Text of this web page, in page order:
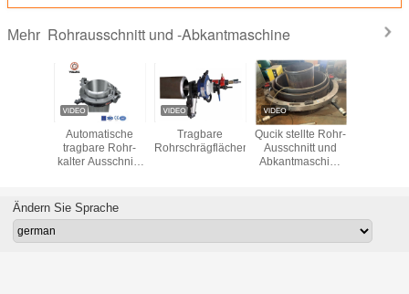
Mehr Rohrausschnitt und -Abkantmaschine
305mm
Automatische
tragbare Rohr-
kalter Ausschnitt-
Wand-Rohre
Tragbare
Rohrschrägflächenmaschine
Qucik stellte Rohr-
Ausschnitt und
Abkantmaschine
Ändern Sie Sprache